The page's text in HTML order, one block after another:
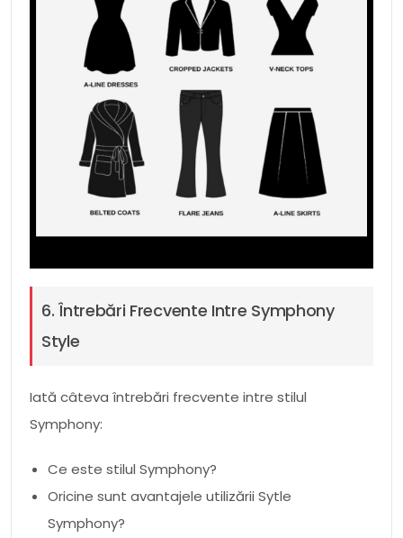
6. Întrebări Frecvente Intre Symphony
Style
Iată câteva întrebări frecvente intre stilul
Symphony:
Ce este stilul Symphony?
Oricine sunt avantajele utilizării Sytle
Symphony?